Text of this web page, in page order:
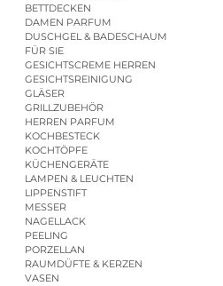
BETTDECKEN
DAMEN PARFUM
DUSCHGEL & BADESCHAUM
FÜR SIE
GESICHTSCREME HERREN
GESICHTSREINIGUNG
GLÄSER
GRILLZUBEHÖR
HERREN PARFUM
KOCHBESTECK
KOCHTÖPFE
KÜCHENGERÄTE
LAMPEN & LEUCHTEN
LIPPENSTIFT
MESSER
NAGELLACK
PEELING
PORZELLAN
RAUMDÜFTE & KERZEN
VASEN